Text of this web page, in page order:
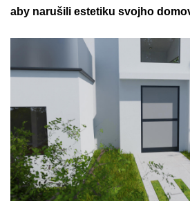
aby narušili estetiku svojho